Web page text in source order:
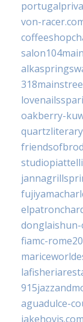
von-
oakberry-
fiamc-
aguadulce-
jakehovis.com